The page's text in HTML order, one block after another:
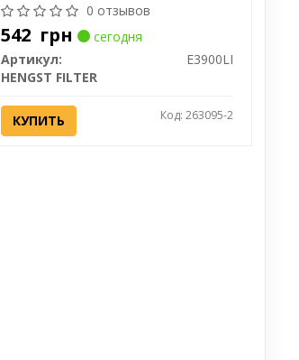
0 отзывов
542 грн
сегодня
Артикул:
E3900LI
HENGST FILTER
КУПИТЬ Код: 263095-2